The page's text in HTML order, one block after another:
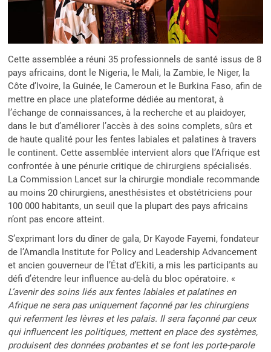
Cette assemblée a réuni 35 professionnels de santé issus de 8
pays africains, dont le Nigeria, le Mali, la Zambie, le Niger, la
Côte d’Ivoire, la Guinée, le Cameroun et le Burkina Faso, afin de
mettre en place une plateforme dédiée au mentorat, à
l’échange de connaissances, à la recherche et au plaidoyer,
dans le but d’améliorer l’accès à des soins complets, sûrs et
de haute qualité pour les fentes labiales et palatines à travers
le continent. Cette assemblée intervient alors que l’Afrique est
confrontée à une pénurie critique de chirurgiens spécialisés.
La Commission Lancet sur la chirurgie mondiale recommande
au moins 20 chirurgiens, anesthésistes et obstétriciens pour
100 000 habitants, un seuil que la plupart des pays africains
n’ont pas encore atteint.
S’exprimant lors du dîner de gala, Dr Kayode Fayemi, fondateur
de l’Amandla Institute for Policy and Leadership Advancement
et ancien gouverneur de l’État d’Ekiti, a mis les participants au
défi d’étendre leur influence au-delà du bloc opératoire. «
L’avenir des soins liés aux fentes labiales et palatines en
Afrique ne sera pas uniquement façonné par les chirurgiens
qui referment les lèvres et les palais. Il sera façonné par ceux
qui influencent les politiques, mettent en place des systèmes,
produisent des données probantes et se font les porte-parole